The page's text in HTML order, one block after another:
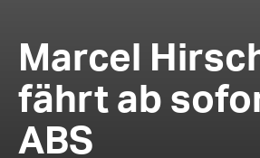
Marcel
fährt ab
ABS